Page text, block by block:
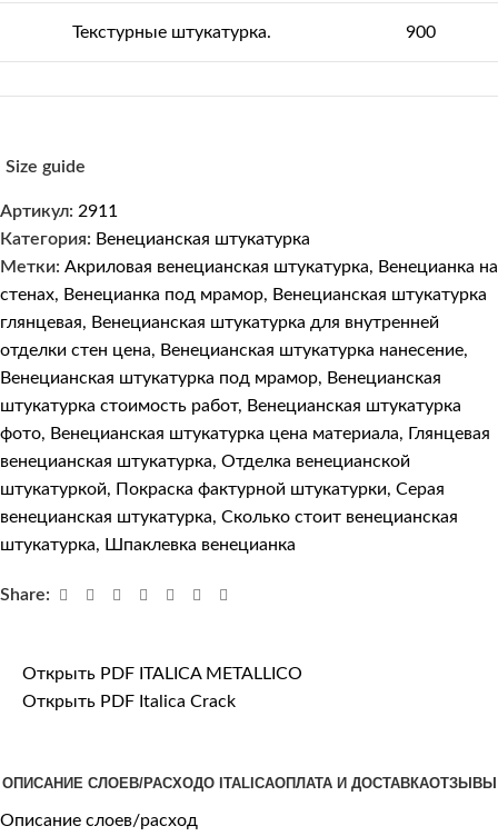
Текстурные штукатурка. 900
Size guide
Артикул: 2911
Категория: Венецианская штукатурка
Метки: Акриловая венецианская штукатурка, Венецианка на
стенах, Венецианка под мрамор, Венецианская штукатурка
глянцевая, Венецианская штукатурка для внутренней
отделки стен цена, Венецианская штукатурка нанесение,
Венецианская штукатурка под мрамор, Венецианская
штукатурка стоимость работ, Венецианская штукатурка
фото, Венецианская штукатурка цена материала, Глянцевая
венецианская штукатурка, Отделка венецианской
штукатуркой, Покраска фактурной штукатурки, Серая
венецианская штукатурка, Сколько стоит венецианская
штукатурка, Шпаклевка венецианка
Share:
Открыть PDF ITALICA METALLICO
Открыть PDF Italica Crack
ОПИСАНИЕ СЛОЕВ/РАСХОДО ITALICAОПЛАТА И ДОСТАВКАОТЗЫВЫ
Описание слоев/расход